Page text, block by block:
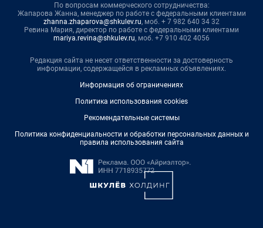
По вопросам коммерческого сотрудничества:
Жапарова Жанна, менеджер по работе с федеральными клиентами
zhanna.zhaparova@shkulev.ru, моб. + 7 982 640 34 32
Ревина Мария, директор по работе с федеральными клиентами
mariya.revina@shkulev.ru, моб. +7 910 402 4056
Редакция сайта не несет ответственности за достоверность
информации, содержащейся в рекламных объявлениях.
Информация об ограничениях
Политика использования cookies
Рекомендательные системы
Политика конфиденциальности и обработки персональных данных и
правила использования сайта